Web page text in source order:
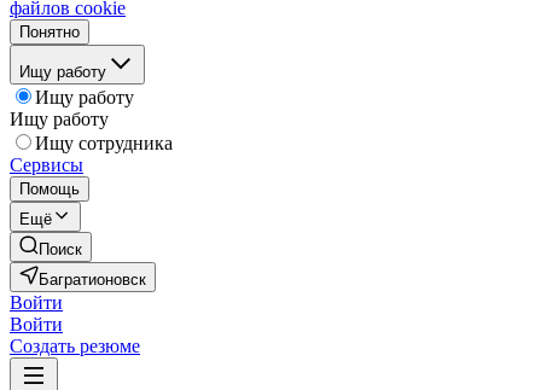
файлов cookie
Понятно
Ищу работу
Ищу работу
Ищу работу
Ищу сотрудника
Сервисы
Помощь
Ещё
Поиск
Багратионовск
Войти
Войти
Создать резюме